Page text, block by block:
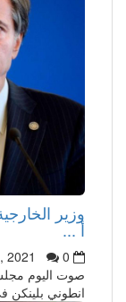
وزير
أ ...
2021
0
صوت اليوم مجلس
انطوني بلينكن